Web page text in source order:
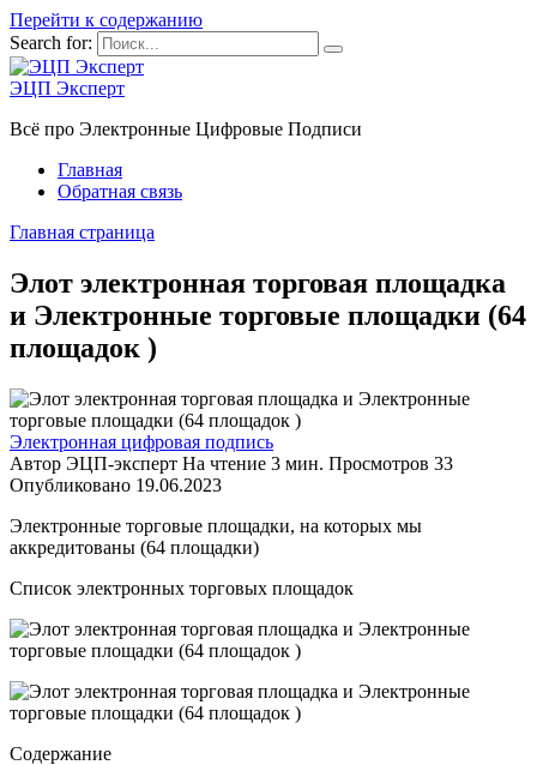
Перейти к содержанию
Search for:
ЭЦП Эксперт
Всё про Электронные Цифровые Подписи
Главная
Обратная связь
Главная страница
Элот электронная торговая площадка
и Электронные торговые площадки (64
площадок )
Электронная цифровая подпись
Автор ЭЦП-эксперт На чтение 3 мин. Просмотров 33
Опубликовано 19.06.2023
Электронные торговые площадки, на которых мы
аккредитованы (64 площадки)
Список электронных торговых площадок
Содержание